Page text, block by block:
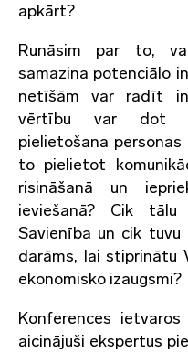
apkārt?
Runāsim par to,
samazina potenciālo
netīšām var radīt
vērtību var dot
pielietošana
to pielietot
risināšanā un
ieviešanā? Cik tālu
Savienība un cik
darāms, lai stiprinātu
ekonomisko izaugsmi?
Konferences ietvaros
aicinājuši ekspertus